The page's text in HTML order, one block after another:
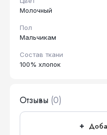
Молочный
Пол
Мальчикам
Состав ткани
100% хлопок
Отзывы (0)